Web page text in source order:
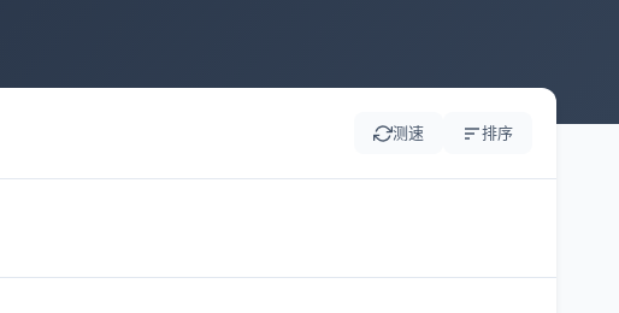
测速 排序